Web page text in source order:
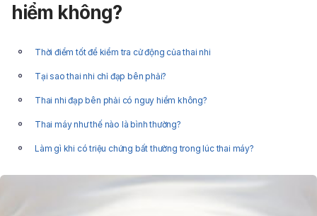
hiểm không?
Thời điểm tốt để kiểm tra cử động của thai nhi
Tại sao thai nhi chỉ đạp bên phải?
Thai nhi đạp bên phải có nguy hiểm không?
Thai máy như thế nào là bình thường?
Làm gì khi có triệu chứng bất thường trong lúc thai máy?